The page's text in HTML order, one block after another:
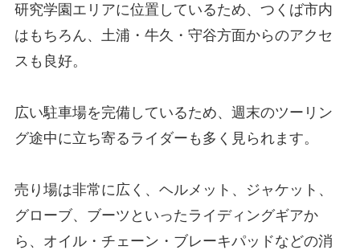
研究学園エリアに位置しているため、つくば市内
はもちろん、土浦・牛久・守谷方面からのアクセ
スも良好。
広い駐車場を完備しているため、週末のツーリン
グ途中に立ち寄るライダーも多く見られます。
売り場は非常に広く、ヘルメット、ジャケット、
グローブ、ブーツといったライディングギアか
ら、オイル・チェーン・ブレーキパッドなどの消